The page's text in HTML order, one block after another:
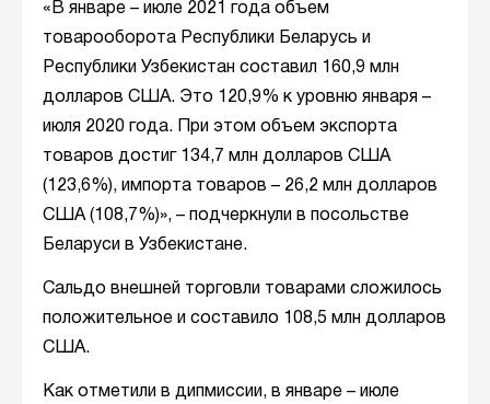
«В январе – июле 2021 года объем
товарооборота Республики Беларусь и
Республики Узбекистан составил 160,9 млн
долларов США. Это 120,9% к уровню января –
июля 2020 года. При этом объем экспорта
товаров достиг 134,7 млн долларов США
(123,6%), импорта товаров – 26,2 млн долларов
США (108,7%)», – подчеркнули в посольстве
Беларуси в Узбекистане.
Сальдо внешней торговли товарами сложилось
положительное и составило 108,5 млн долларов
США.
Как отметили в дипмиссии, в январе – июле